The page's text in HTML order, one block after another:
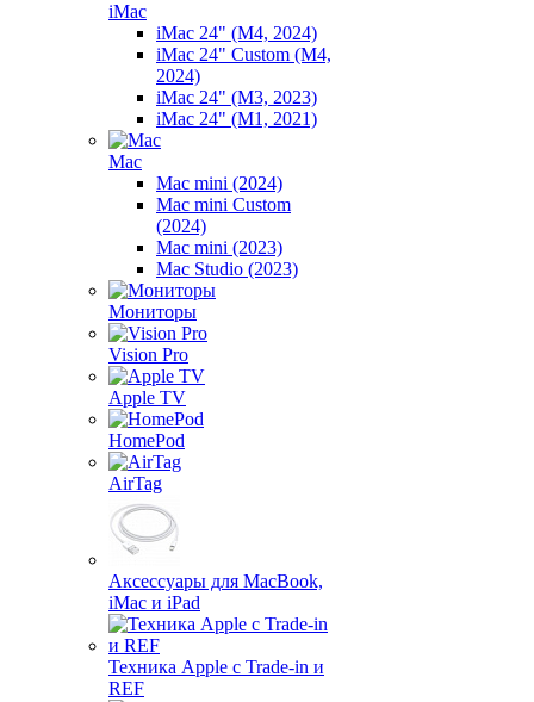
iMac
iMac 24" (M4, 2024)
iMac 24" Custom (M4,
2024)
iMac 24" (M3, 2023)
iMac 24" (M1, 2021)
Mac
Mac mini (2024)
Mac mini Custom
(2024)
Mac mini (2023)
Mac Studio (2023)
Мониторы
Vision Pro
Apple TV
HomePod
AirTag
Аксессуары для MacBook,
iMac и iPad
Техника Apple с Trade-in и
REF